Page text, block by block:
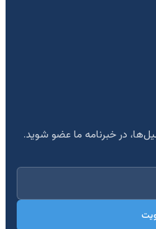
در خبرنامه ما عضو شوید.